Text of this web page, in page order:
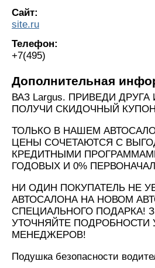
Сайт:
site.ru
Телефон:
+7(495)
Дополнительная
ВАЗ Largus. ПРИВЕДИ
ПОЛУЧИ СКИДОЧНЫЙ
ТОЛЬКО В НАШЕМ
ЦЕНЫ СОЧЕТАЮТСЯ С
КРЕДИТНЫМИ
ГОДОВЫХ И 0%
НИ ОДИН ПОКУПАТЕЛЬ НЕ
АВТОСАЛОНА НА НОВОМ
СПЕЦИАЛЬНОГО ПОДАРКА!
УТОЧНЯЙТЕ ПОДРОБНОСТИ
МЕНЕДЖЕРОВ!
Подушка безопасности